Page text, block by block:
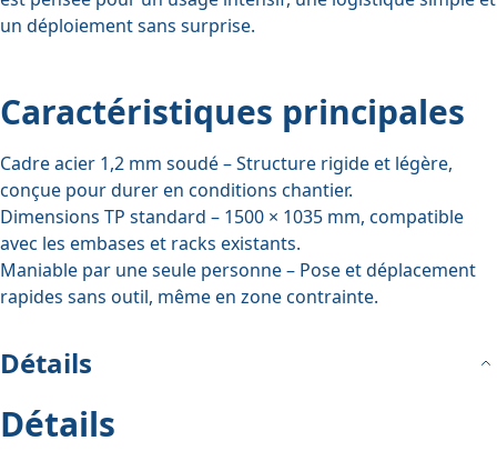
un déploiement sans surprise.
Caractéristiques principales
Cadre acier 1,2 mm soudé– Structure rigide et légère,
conçue pour durer en conditions chantier.
Dimensions TP standard – 1500 × 1035 mm, compatible
avec les embases et racks existants.
Maniable par une seule personne– Pose et déplacement
rapides sans outil, même en zone contrainte.
Détails
Détails